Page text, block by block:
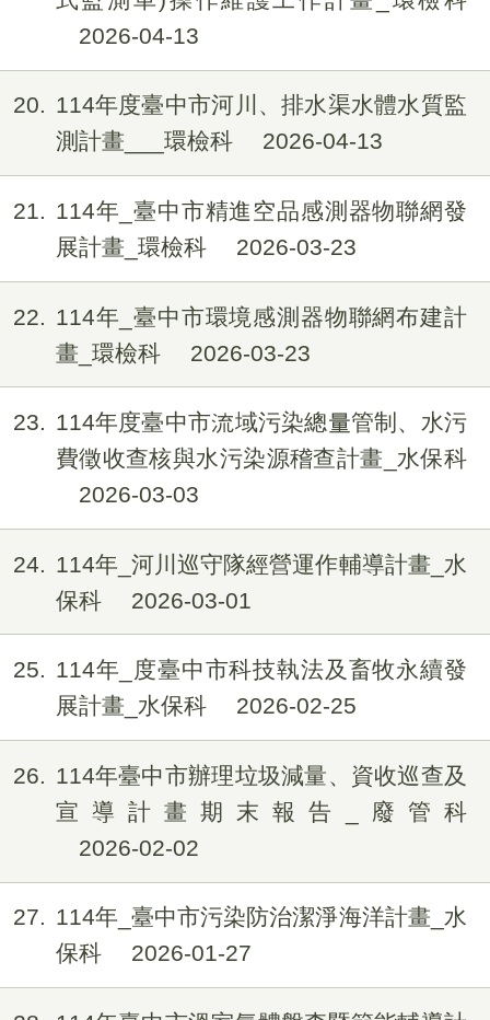
2026-04-13
20
114年度臺中市河川、排水渠水體水質監
測計畫___環檢科
2026-04-13
21
114年_臺中市精進空品感測器物聯網發
展計畫_環檢科
2026-03-23
22
114年_臺中市環境感測器物聯網布建計
畫_環檢科
2026-03-23
23
114年度臺中市流域污染總量管制、水污
費徵收查核與水污染源稽查計畫_水保科
2026-03-03
24
114年_河川巡守隊經營運作輔導計畫_水
保科
2026-03-01
25
114年_度臺中市科技執法及畜牧永續發
展計畫_水保科
2026-02-25
26
114年臺中市辦理垃圾減量、資收巡查及
宣導計畫期末報告_廢管科
2026-02-02
27
114年_臺中市污染防治潔淨海洋計畫_水
保科
2026-01-27